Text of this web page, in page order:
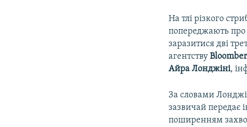
На тлі різкого
попереджають про
заразитися дві
агентству
Айра Лонджіні,
За словами
зазвичай
поширенням